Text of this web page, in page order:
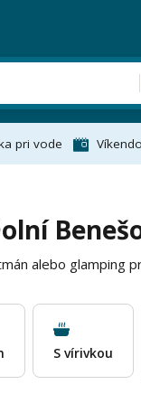
pri vode
alebo glamping
S vírivkou